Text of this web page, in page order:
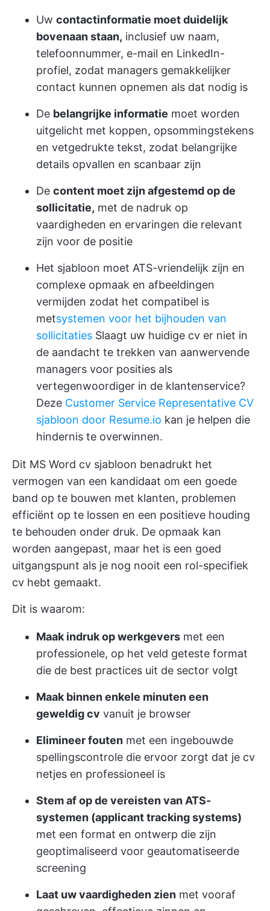
Uw contactinformatie moet duidelijk
bovenaan staan, inclusief uw naam,
telefoonnummer, e-mail en LinkedIn-
profiel, zodat managers gemakkelijker
contact kunnen opnemen als dat nodig is
De belangrijke informatie moet worden
uitgelicht met koppen, opsommingstekens
en vetgedrukte tekst, zodat belangrijke
details opvallen en scanbaar zijn
De content moet zijn afgestemd op de
sollicitatie, met de nadruk op
vaardigheden en ervaringen die relevant
zijn voor de positie
Het sjabloon moet ATS-vriendelijk zijn en
complexe opmaak en afbeeldingen
vermijden zodat het compatibel is
metsystemen voor het bijhouden van
sollicitaties Slaagt uw huidige cv er niet in
de aandacht te trekken van aanwervende
managers voor posities als
vertegenwoordiger in de klantenservice?
Deze Customer Service Representative CV
sjabloon door Resume.io kan je helpen die
hindernis te overwinnen.
Dit MS Word cv sjabloon benadrukt het
vermogen van een kandidaat om een goede
band op te bouwen met klanten, problemen
efficiënt op te lossen en een positieve houding
te behouden onder druk. De opmaak kan
worden aangepast, maar het is een goed
uitgangspunt als je nog nooit een rol-specifiek
cv hebt gemaakt.
Dit is waarom:
Maak indruk op werkgevers met een
professionele, op het veld geteste format
die de best practices uit de sector volgt
Maak binnen enkele minuten een
geweldig cv vanuit je browser
Elimineer fouten met een ingebouwde
spellingscontrole die ervoor zorgt dat je cv
netjes en professioneel is
Stem af op de vereisten van ATS-
systemen (applicant tracking systems)
met een format en ontwerp die zijn
geoptimaliseerd voor geautomatiseerde
screening
Laat uw vaardigheden zien met vooraf